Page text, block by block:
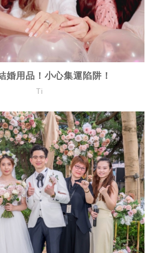
婚用品！小心集運陷阱！
Ti